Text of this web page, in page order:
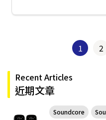
1 2
Recent Articles
近期文章
Soundcore